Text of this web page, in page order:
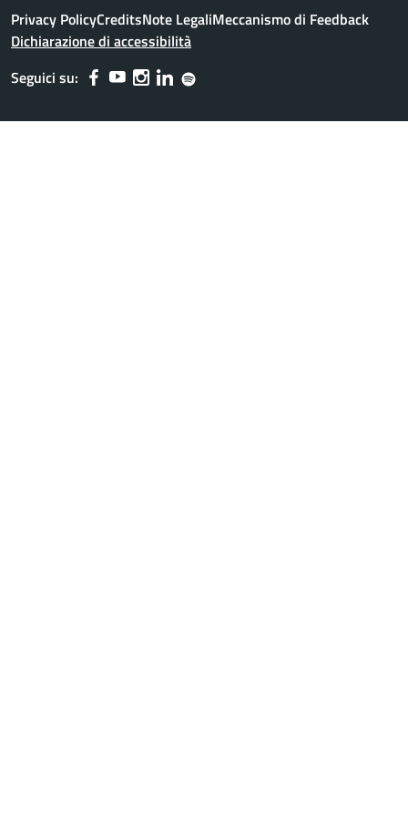
Privacy PolicyCreditsNote LegaliMeccanismo di Feedback
Dichiarazione di accessibilità
Seguici su: